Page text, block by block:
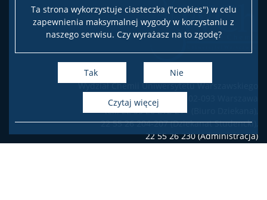
Ta strona wykorzystuje ciasteczka ("cookies") w celu
zapewnienia maksymalnej wygody w korzystaniu z
naszego serwisu. Czy wyrażasz na to zgodę?
Tak Nie
czytaj więcej
Repozytorium „Dane Badawcze UW”
Serwis Naukowy UW
Nasze osiągnięcia
Wydział Chemii Uniwersytetu Warszawskiego
ul. Pasteura 1, 02-093 Warszawa
tel.: 22 55 26 212-211 (Biuro Dziekana),
22 55 26 204-207 (Dziekanat Studencki),
22 55 26 230 (Administracja)